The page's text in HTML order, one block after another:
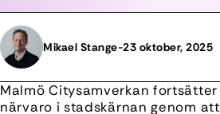
Mikael Stange-23 oktober, 2025
Malmö Citysamverkan
närvaro i stadskärnan genom